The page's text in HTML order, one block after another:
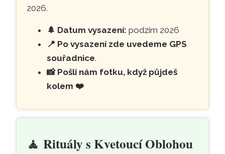
2026.
🌲 Datum vysazení:podzim 2026
📍 Po vysazení zde uvedeme GPS
souřadnice.
📸 Pošli nám fotku, když půjdeš
kolem ❤️
🧘Rituály s Kvetoucí Oblohou